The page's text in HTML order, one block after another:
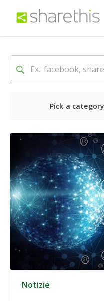
Pick a category
Ultime notizie
Notizie